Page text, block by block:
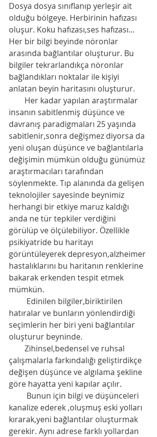
Dosya dosya sınıflanıp yerleşir ait
olduğu bölgeye. Herbirinin hafızası
oluşur. Koku hafızası,ses hafızası...
Her bir bilgi beyinde nöronlar
arasında bağlantılar oluşturur. Bu
bilgiler tekrarlandıkça nöronlar
bağlandıkları noktalar ile kişiyi
anlatan beyin haritasını oluşturur.
insanın sabitlenmiş düşünce ve
davranış paradigmaları 25 yaşında
sabitlenir,sonra değişmez diyorsa da
yeni oluşan düşünce ve bağlantılarla
değişimin mümkün olduğu günümüz
araştırmacıları tarafından
söylenmekte. Tıp alanında da gelişen
teknolojiler sayesinde beynimiz
herhangi bir etkiye maruz kaldığı
anda ne tür tepkiler verdiğini
görülüp ve ölçülebiliyor. Özellikle
psikiyatride bu haritayı
görüntüleyerek depresyon,alzheimer
hastalıklarını bu haritanın renklerine
bakarak erkenden tespit etmek
mümkün.
hatıralar ve bunların yönlendirdiği
seçimlerin her biri yeni bağlantılar
oluşturur beyninde.
çalışmalarla farkındalığı geliştirdikçe
değişen düşünce ve algılama şekline
göre hayatta yeni kapılar açılır.
kanalize ederek ,oluşmuş eski yolları
kırarak,yeni bağlantılar oluşturmak
gerekir. Aynı adrese farklı yollardan